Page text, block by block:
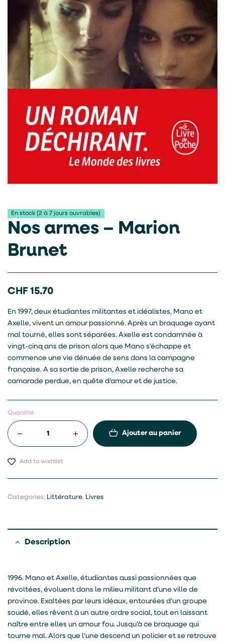
En stock (2 à 7 jours ouvrables)
Nos armes – Marion
Brunet
CHF 15.70
En 1997, deux étudiantes militantes et idéalistes, Mano et
Axelle, vivent un amour passionné. Après un braquage ayant
mal tourné, elles sont séparées. Axelle est condamnée à
vingt-cinq ans de prison alors que Mano s’échappe et
commence une vie dénuée de sens dans la campagne
française. A sa sortie de prison, Axelle recherche sa
camarade perdue, en quête d’amour et de justice.
Quantité
Ajouter au panier
Add to wishlist
Categories: Littérature, Livres
Description
1996. Mano et Axelle, étudiantes aussi passionnées que
révoltées, évoluent dans le milieu militant d’une ville de
province. Exaltées par leurs idéaux, entourées d’un groupe
soudé, elles rêvent à un autre ordre social, tout en laissant
naître entre elles un amour fou. Jusqu’à ce braquage qui
tourne mal. Alors que l’une descend un policier et se retrouve